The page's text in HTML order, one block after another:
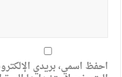
احفظ اسمي، بريدي